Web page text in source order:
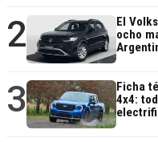
2
El
ocho
3
Ficha
4x4: